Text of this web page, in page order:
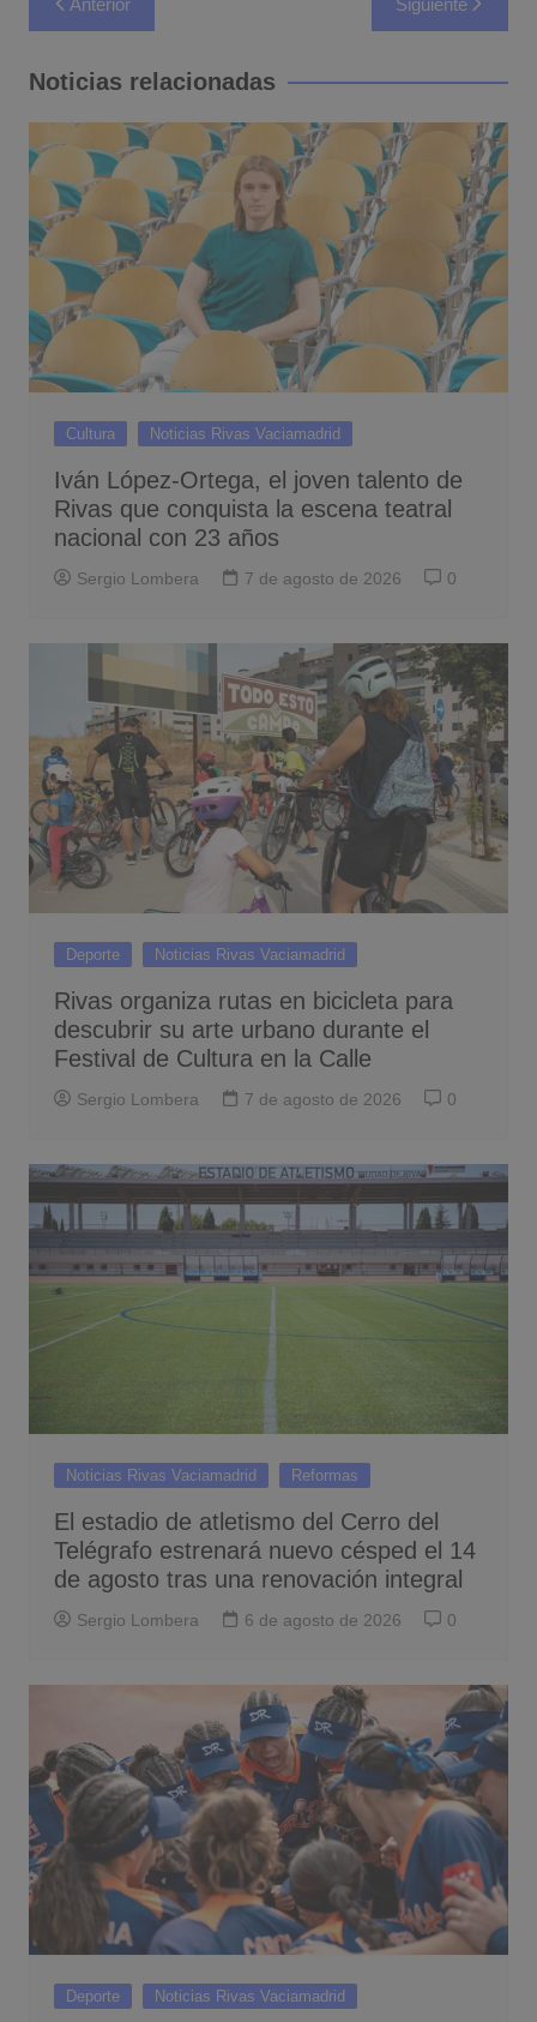
de
entradas
Anterior Siguiente
Noticias relacionadas
Cultura Noticias Rivas Vaciamadrid
Iván López-Ortega, el joven talento de
Rivas que conquista la escena teatral
nacional con 23 años
Sergio Lombera 7 de agosto de 2026 0
Deporte Noticias Rivas Vaciamadrid
Rivas organiza rutas en bicicleta para
descubrir su arte urbano durante el
Festival de Cultura en la Calle
Sergio Lombera 7 de agosto de 2026 0
Noticias Rivas Vaciamadrid Reformas
El estadio de atletismo del Cerro del
Telégrafo estrenará nuevo césped el 14
de agosto tras una renovación integral
Sergio Lombera 6 de agosto de 2026 0
Deporte Noticias Rivas Vaciamadrid